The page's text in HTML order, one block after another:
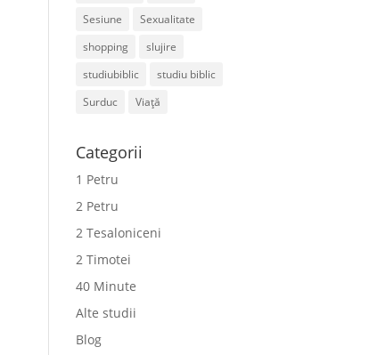
Sesiune
Sexualitate
shopping
slujire
studiubiblic
studiu biblic
Surduc
Viață
Categorii
1 Petru
2 Petru
2 Tesaloniceni
2 Timotei
40 Minute
Alte studii
Blog